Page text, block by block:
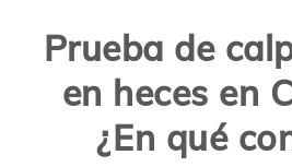
Prueba de
en heces en
¿En qué